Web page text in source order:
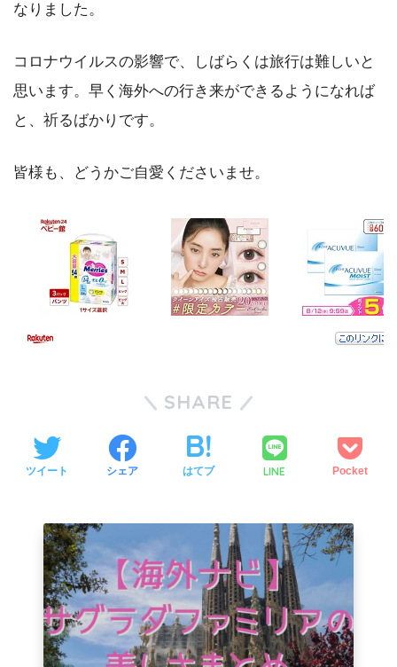
なりました。
コロナウイルスの影響で、しばらくは旅行は難しいと
思います。早く海外への行き来ができるようになれば
と、祈るばかりです。
皆様も、どうかご自愛くださいませ。
SHARE
ツイート シェア はてブ LINE Pocket